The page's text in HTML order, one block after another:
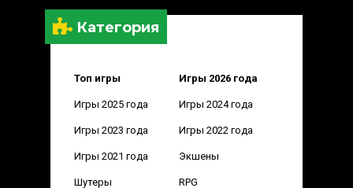
Категория
Топ игры Игры 2026 года
Игры 2025 года Игры 2024 года
Игры 2023 года Игры 2022 года
Игры 2021 года Экшены
Шутеры RPG